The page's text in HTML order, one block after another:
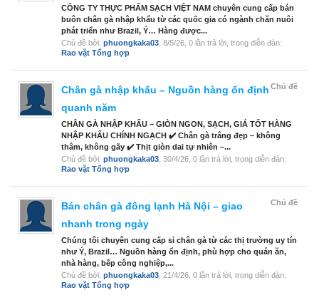
CÔNG TY THỰC PHẨM SẠCH VIỆT NAM chuyên cung cấp bán
buôn chân gà nhập khẩu từ các quốc gia có ngành chăn nuôi
phát triển như Brazil, Ý… Hàng được...
Chủ đề bởi: phuongkaka03 8/5/26 , 0 lần trả lời, trong diễn đàn:
Rao vặt Tổng hợp
Chủ đề
Chân gà nhập khẩu – Nguồn hàng ổn định
quanh năm
CHÂN GÀ NHẬP KHẨU – GIÒN NGON, SẠCH, GIÁ TỐT HÀNG
NHẬP KHẨU CHÍNH NGẠCH ✔️ Chân gà trắng đẹp – không
thâm, không gãy ✔️ Thịt giòn dai tự nhiên –...
Chủ đề bởi: phuongkaka03 30/4/26 , 0 lần trả lời, trong diễn đàn:
Rao vặt Tổng hợp
Chủ đề
Bán chân gà đông lạnh Hà Nội – giao
nhanh trong ngày
Chúng tôi chuyên cung cấp sỉ chân gà từ các thị trường uy tín
như Ý, Brazil… Nguồn hàng ổn định, phù hợp cho quán ăn,
nhà hàng, bếp công nghiệp,...
Chủ đề bởi: phuongkaka03 21/4/26 , 0 lần trả lời, trong diễn đàn:
Rao vặt Tổng hợp